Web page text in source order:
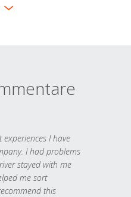
experiences I have
I had problems
stayed with me
me sort
this